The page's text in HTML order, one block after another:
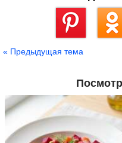
« Предыдущая тема